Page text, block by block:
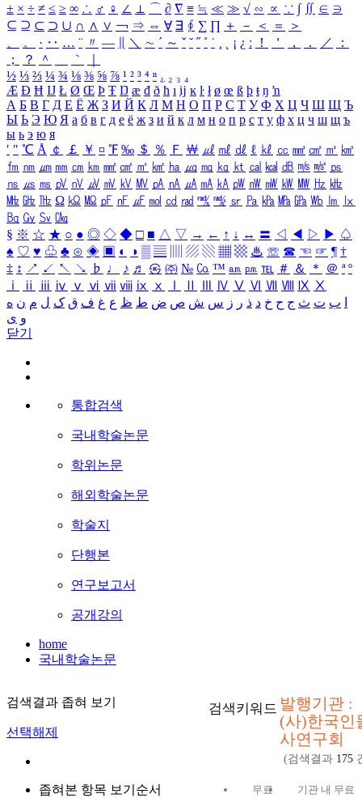
± × ÷ ≠ ≤ ≥ ∞ ∴ ♂ ♀ ∠ ⊥ ⌒ ∂ ∇ ≡ ≒ ≪ ≫ √ ∽ ∝ ∵ ∫ ∬ ∈ ∋
⊆ ⊇ ⊂ ⊃ ∪ ∩ ∧ ∨ ￢ ⇒ ⇔ ∀ ∃ ∮ ∑ ∏ ＋ － ＜ ＝
＞
、
。 · ‥ … ¨ 〃 ― ＼ ∼ ´ ～ ˇ ˘ ˝ ˚ ˙ ¸ ¡ ¿ ː ！ ＇ ， ． ／
：
；
？ ＾ ｀
½ ⅓ ⅔ ¼ ¾ ⅛ ⅜ ⅝ ⅞ ¹ ² ³ ⁴ ⁿ ₁ ₂ ₃ ₄
Æ Ð Ħ Ĳ Ł Ø Œ Þ Ŧ Ŋ æ đ ð ħ ı ĳ ĸ ŀ ł ø œ ß þ ŧ ŋ ŉ
А Б В Г Д Е Ё Ж З И Й К Л М Н О П Р С Т У Ф Х Ц Ч Ш Щ Ъ
Ы Ь Э Ю Я а б в г д е ё ж з и й к л м н о п р с т у ф х ц ч ш щ ъ
ы ь э ю я
′ ″ ℃ Å ￠ ￡ ￥ ¤ ℉ ‰ ＄ ％ Ｆ ￦ ㎕ ㎖ ㎗ ℓ ㎘ ㏄ ㎣ ㎤ ㎥ ㎦
㎙ ㎚ ㎛ ㎜ ㎝ ㎞ ㎟ ㎠ ㎡ ㎢ ㏊ ㎍ ㎎ ㎏ ㏏ ㎈ ㎉ ㏈ ㎧ ㎨ ㎰
㎱ ㎲ ㎳ ㎴ ㎵ ㎶ ㎷ ㎸ ㎹ ㎀ ㎁ ㎂ ㎃ ㎄ ㎺ ㎻ ㎽ ㎾ ㎿ ㎐ ㎑
㎒ ㎓ ㎔ Ω ㏀ ㏁ ㎊ ㎋ ㎌ ㏖ ㏅ ㎭ ㎮ ㎯ ㏛ ㎩ ㎪ ㎫ ㎬ ㏝ ㏐
㏓
㏃ ㏉ ㏜ ㏆
§ ※ ☆ ★ ○ ● ◎ ◇ ◆ □ ■ △ ▽ → ← ↑ ↓ ↔ 〓 ◁ ◀ ▷ ▶ ♤
♠ ♡ ♥ ♧ ♣ ⊙ ◈ ▣ ◐ ◑ ▒ ▤ ▨ ▧ ▦ ▩ ♨ ☏ ☎ ☜ ☞ ¶ †
‡ ↕ ↗ ↙ ↖ ↘ ♭ ♩ ♪ ♬ ㉿ ㈜ № ㏇ ™ ㏂ ㏘ ℡ ＃ ＆ ＊ ＠ ª º
ⅰ
ⅱ ⅲ ⅳ ⅴ ⅵ ⅶ ⅷ ⅸ ⅹ Ⅳ Ⅴ Ⅵ Ⅶ Ⅷ Ⅸ Ⅹ
ب ت ث ج ح خ د ذ ر ز س ش ص ض ط ظ ع غ ف ق ک ل م ن ه
و ی
닫기
통합검색
국내학술논문
학위논문
해외학술논문
학술지
단행본
연구보고서
공개강의
home
국내학술논문
검색결과 좁혀 보기
선택해제
좁혀본 항목 보기순서
검색키워드 발행기관 :
(사)한국인
사연구회
(검색결과 175
무료
기관 내 무료